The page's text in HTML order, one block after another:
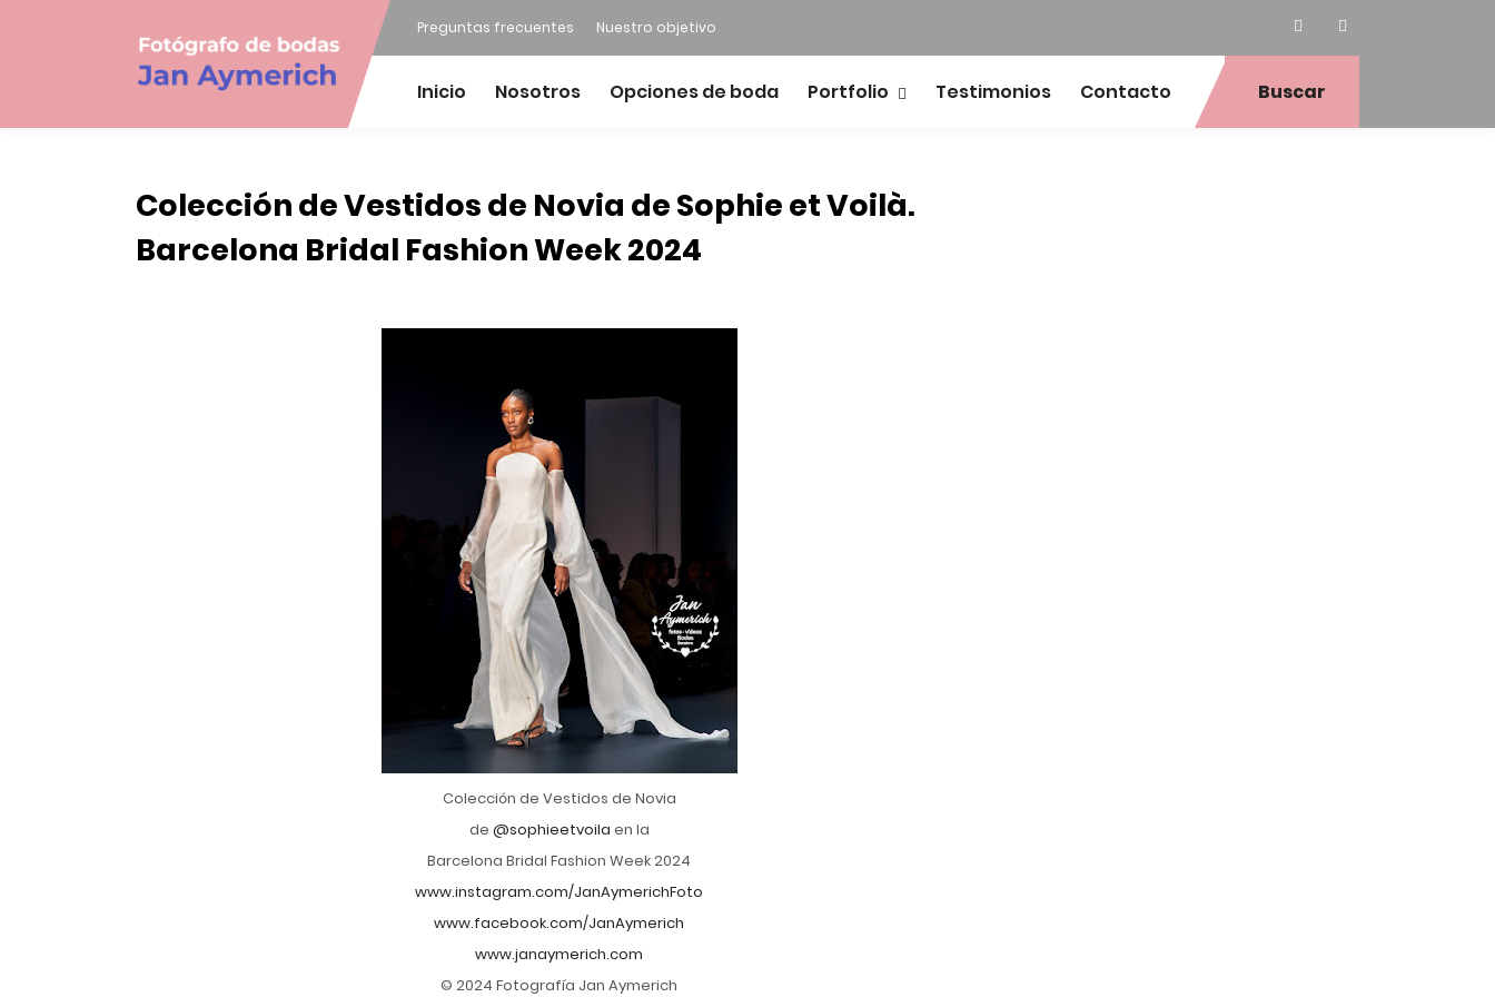
Preguntas frecuentes Nuestro objetivo
Inicio Nosotros Opciones de boda Portfolio Testimonios Contacto Buscar
Colección de Vestidos de Novia de Sophie et Voilà.
Barcelona Bridal Fashion Week 2024
Colección de Vestidos de Novia
de @sophieetvoila en la
Barcelona Bridal Fashion Week 2024
www.instagram.com/JanAymerichFoto
www.facebook.com/JanAymerich
www.janaymerich.com
© 2024 Fotografía Jan Aymerich